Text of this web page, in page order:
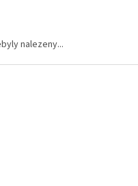
nalezeny...